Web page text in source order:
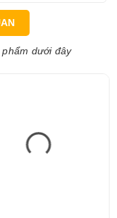
dưới đây